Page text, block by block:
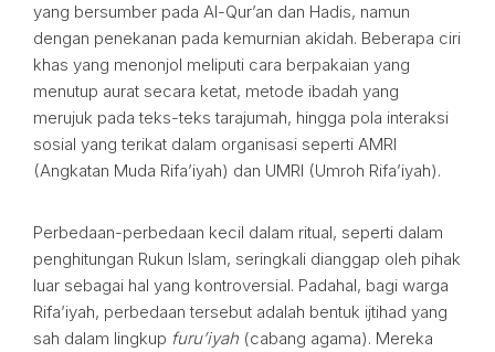
yang bersumber pada Al-Qur’an dan Hadis, namun
dengan penekanan pada kemurnian akidah. Beberapa ciri
khas yang menonjol meliputi cara berpakaian yang
menutup aurat secara ketat, metode ibadah yang
merujuk pada teks-teks tarajumah, hingga pola interaksi
sosial yang terikat dalam organisasi seperti AMRI
(Angkatan Muda Rifa’iyah) dan UMRI (Umroh Rifa’iyah).
Perbedaan-perbedaan kecil dalam ritual, seperti dalam
penghitungan Rukun Islam, seringkali dianggap oleh pihak
luar sebagai hal yang kontroversial. Padahal, bagi warga
Rifa’iyah, perbedaan tersebut adalah bentuk ijtihad yang
sah dalam lingkup furu’iyah (cabang agama). Mereka